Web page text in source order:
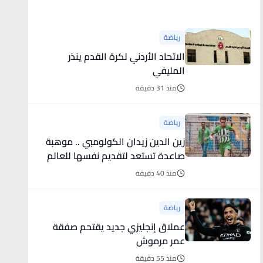
رياضة
الاتحاد الأردني لكرة القدم ينذر
المليفي
منذ 31 دقيقة
رياضة
زين الدين زيدان الكولومبي .. موهبة
صاعدة تستعد لتقديم نفسها للعالم
منذ 40 دقيقة
رياضة
عملاق إنجليزي جديد يقتحم صفقة
عمر مرموش
منذ 55 دقيقة